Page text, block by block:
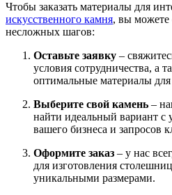
Чтобы заказать материалы для
искусственного камня, вы можете
несложных шагов:
Оставьте заявку –
условия сотрудничества, а
оптимальные материалы
Выберите свой камень –
найти идеальный вариант с
вашего бизнеса и запросов
Оформите заказ – у нас
для изготовления
уникальными размерами.